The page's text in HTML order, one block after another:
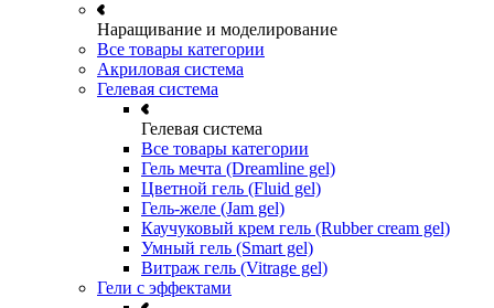
Наращивание и моделирование
Все товары категории
Акриловая система
Гелевая система
Гелевая система
Все товары категории
Гель мечта (Dreamline gel)
Цветной гель (Fluid gel)
Гель-желе (Jam gel)
Каучуковый крем гель (Rubber cream gel)
Умный гель (Smart gel)
Витраж гель (Vitrage gel)
Гели с эффектами